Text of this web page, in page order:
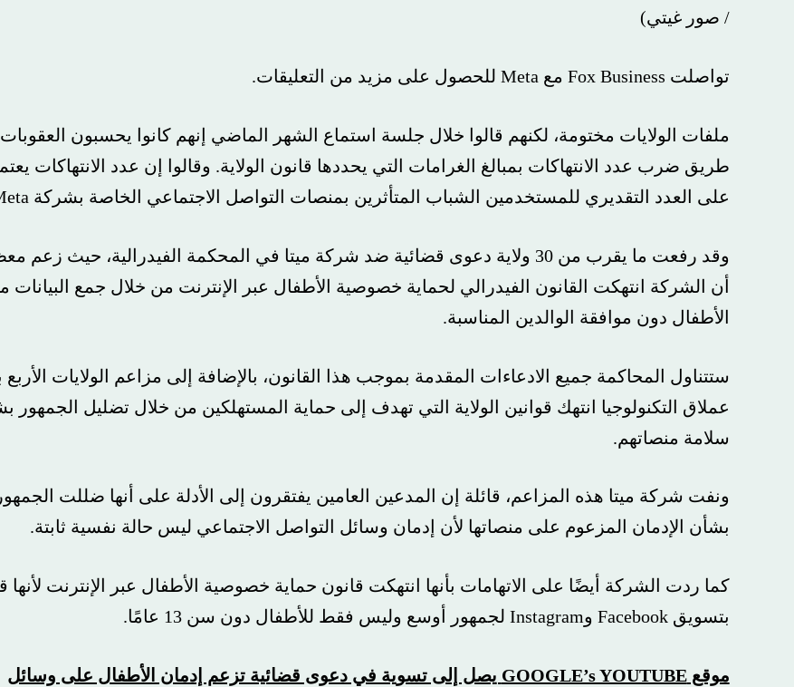
/ صور غيتي)
تواصلت Fox Business مع Meta للحصول على مزيد من التعليقات.
ملفات الولايات مختومة، لكنهم قالوا خلال جلسة استماع الشهر الماضي إنهم كانوا يحسبون العقوبات عن
طريق ضرب عدد الانتهاكات بمبالغ الغرامات التي يحددها قانون الولاية. وقالوا إن عدد الانتهاكات يعتمد
على العدد التقديري للمستخدمين الشباب المتأثرين بمنصات التواصل الاجتماعي الخاصة بشركة Meta.
وقد رفعت ما يقرب من 30 ولاية دعوى قضائية ضد شركة ميتا في المحكمة الفيدرالية، حيث زعم معظمها
أن الشركة انتهكت القانون الفيدرالي لحماية خصوصية الأطفال عبر الإنترنت من خلال جمع البيانات من
الأطفال دون موافقة الوالدين المناسبة.
ستتناول المحاكمة جميع الادعاءات المقدمة بموجب هذا القانون، بالإضافة إلى مزاعم الولايات الأربع بأن
عملاق التكنولوجيا انتهك قوانين الولاية التي تهدف إلى حماية المستهلكين من خلال تضليل الجمهور بشأن
سلامة منصاتهم.
ونفت شركة ميتا هذه المزاعم، قائلة إن المدعين العامين يفتقرون إلى الأدلة على أنها ضللت الجمهور
بشأن الإدمان المزعوم على منصاتها لأن إدمان وسائل التواصل الاجتماعي ليس حالة نفسية ثابتة.
كما ردت الشركة أيضًا على الاتهامات بأنها انتهكت قانون حماية خصوصية الأطفال عبر الإنترنت لأنها قامت
بتسويق Facebook وInstagram لجمهور أوسع وليس فقط للأطفال دون سن 13 عامًا.
موقع GOOGLE’s YOUTUBE يصل إلى تسوية في دعوى قضائية تزعم إدمان الأطفال على وسائل